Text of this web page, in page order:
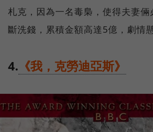
札克，因為一名毒梟，使得夫妻倆
斷洗錢，累積金額高達5億，劇情
4. 《我，克勞迪亞斯》